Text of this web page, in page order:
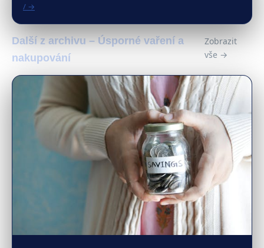
/ →
Další z archivu – Úsporné vaření a
nakupování
Zobrazit
vše →